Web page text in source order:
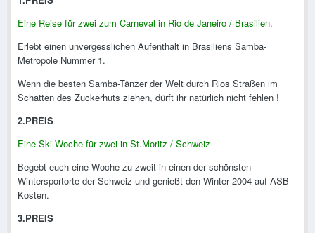
Eine Reise für zwei zum Carneval in Rio de Janeiro / Brasilien.
Erlebt einen unvergesslichen Aufenthalt in Brasiliens Samba-
Metropole Nummer 1.
Wenn die besten Samba-Tänzer der Welt durch Rios Straßen im
Schatten des Zuckerhuts ziehen, dürft ihr natürlich nicht fehlen !
2.PREIS
Eine Ski-Woche für zwei in St.Moritz / Schweiz
Begebt euch eine Woche zu zweit in einen der schönsten
Wintersportorte der Schweiz und genießt den Winter 2004 auf ASB-
Kosten.
3.PREIS